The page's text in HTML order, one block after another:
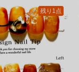
残り1点